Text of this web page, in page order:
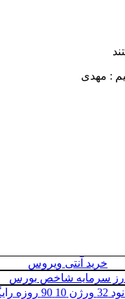
خرید آنتی ویروس
ارز سرمایه شاخص بورس
رایگان